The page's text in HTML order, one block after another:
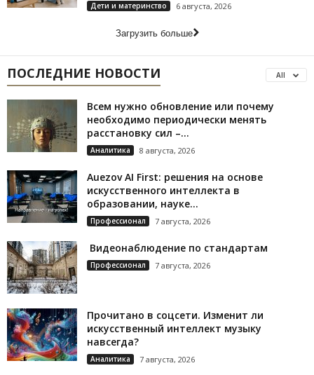
Дети и материнство 6 августа, 2026
Загрузить больше
ПОСЛЕДНИЕ НОВОСТИ All
Всем нужно обновление или почему
необходимо периодически менять
расстановку сил –...
Аналитика 8 августа, 2026
Auezov AI First: решения на основе
искусственного интеллекта в
образовании, науке...
Профессионал 7 августа, 2026
Видеонаблюдение по стандартам
Профессионал 7 августа, 2026
Прочитано в соцсети. Изменит ли
искусственный интеллект музыку
навсегда?
Аналитика 7 августа, 2026